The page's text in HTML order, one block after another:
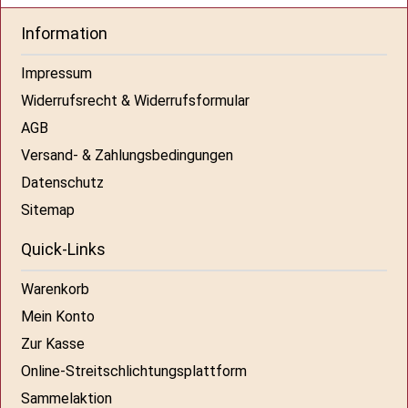
Information
Impressum
Widerrufsrecht & Widerrufsformular
AGB
Versand- & Zahlungsbedingungen
Datenschutz
Sitemap
Quick-Links
Warenkorb
Mein Konto
Zur Kasse
Online-Streitschlichtungsplattform
Sammelaktion